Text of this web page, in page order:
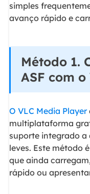
simples
avanço rápido e
Método 1.
ASF com
O VLC Media Player
multiplataforma
suporte integrado a
leves. Este método
que ainda
rápido ou